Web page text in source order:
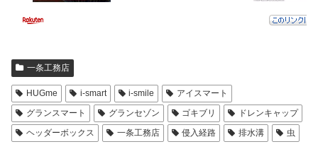
一条工務店
HUGme i-smart i-smile
アイスマート
グランスマート
グランセゾン ゴキブリ
ドレンキャップ
ヘッダーボックス
一条工務店 侵入経路 排水溝 虫